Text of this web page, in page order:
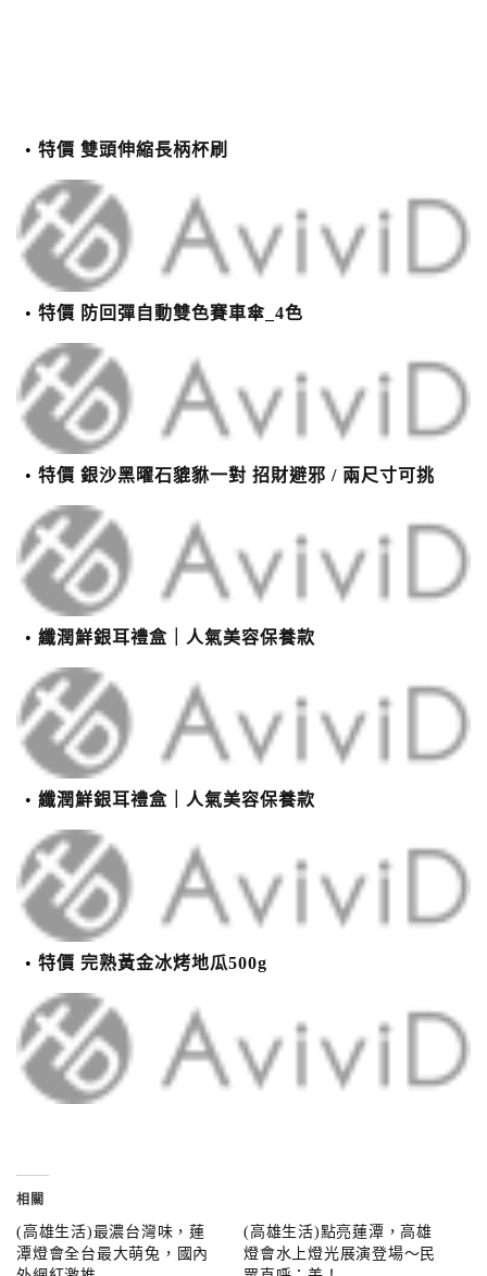
特價 雙頭伸縮長柄杯刷
特價 防回彈自動雙色賽車傘_4色
特價 銀沙黑曜石貔貅一對 招財避邪 / 兩尺寸可挑
纖潤鮮銀耳禮盒｜人氣美容保養款
纖潤鮮銀耳禮盒｜人氣美容保養款
特價 完熟黃金冰烤地瓜500g
相關
(高雄生活)最濃台灣味，蓮
潭燈會全台最大萌兔，國內
(高雄生活)點亮蓮潭，高雄
燈會水上燈光展演登場～民